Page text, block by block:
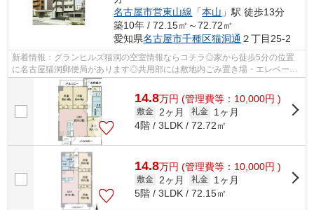
名古屋市営東山線 「本山 」駅 徒歩13分
築10年 / 72.15㎡～72.72㎡
愛知県名古屋市千種区猫洞通 ２丁目25-2
新着情報：グランヒルズ猫洞の空室情報ならコチラ◎家から徒歩5分の位置
に名古屋猫洞郵便局があります◎共用部には敷地内ごみ置き場・エレベータ
などが備わっておりとても充実しています...
14.8万円 (管理費等：10,000円 )
敷金 2ヶ月 礼金
1ヶ月
4階 / 3LDK / 72.72㎡
14.8万円 (管理費等：10,000円 )
敷金 2ヶ月 礼金
1ヶ月
5階 / 3LDK / 72.15㎡